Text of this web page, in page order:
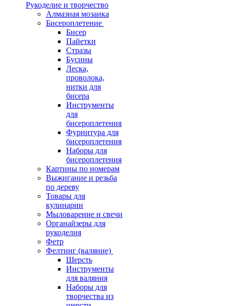
Рукоделие и творчество
Алмазная мозаика
Бисероплетение
Бисер
Пайетки
Стразы
Бусины
Леска,
проволока,
нитки для
бисера
Инструменты
для
бисероплетения
Фурнитура для
бисероплетения
Наборы для
бисероплетения
Картины по номерам
Выжигание и резьба
по дереву
Товары для
кулинарии
Мыловарение и свечи
Органайзеры для
рукоделия
Фетр
Фелтинг (валяние)
Шерсть
Инструменты
для валяния
Наборы для
творчества из